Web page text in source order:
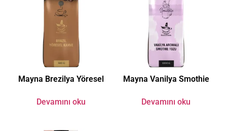
Mayna Brezilya Yöresel
Devamını oku
Mayna Vanilya Smothie
Devamını oku